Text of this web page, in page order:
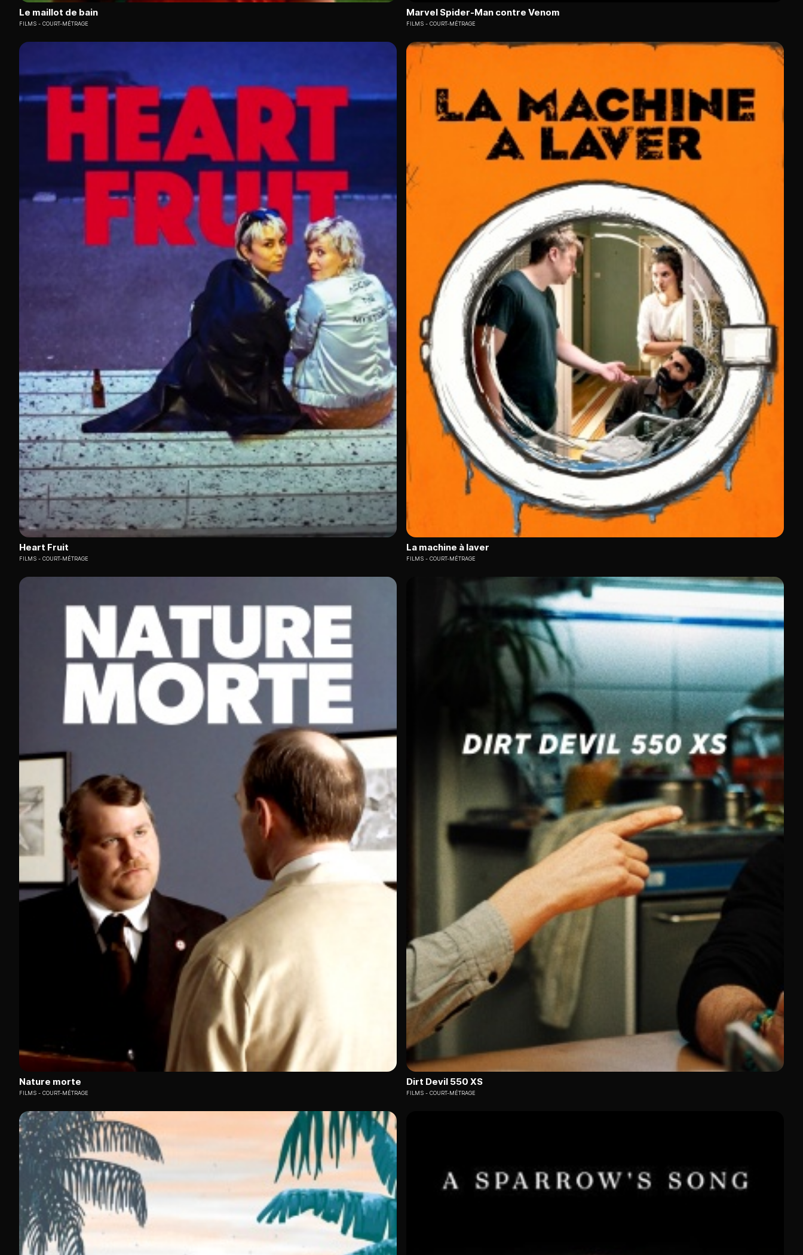
Le maillot de bain
FILMS COURT-MÉTRAGE
Marvel Spider-Man contre Venom
FILMS COURT-MÉTRAGE
Heart Fruit
FILMS COURT-MÉTRAGE
La machine à laver
FILMS COURT-MÉTRAGE
Nature morte
FILMS COURT-MÉTRAGE
Dirt Devil 550 XS
FILMS COURT-MÉTRAGE